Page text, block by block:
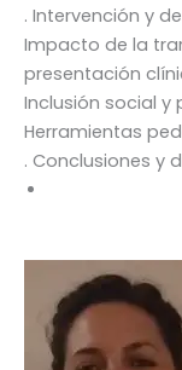
. Intervención y
Impacto de la
presentación
Inclusión social y
Herramientas
. Conclusiones y